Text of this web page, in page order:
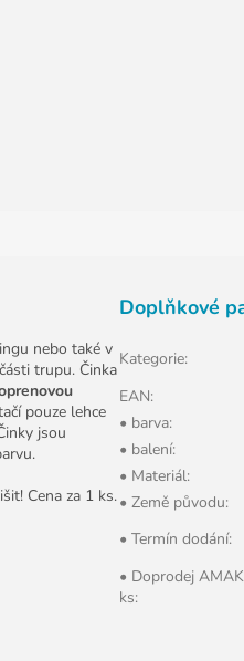
nebo také v
trupu. Činka
pouze lehce
jsou
Cena za 1 ks.
Doplňkové
Kategorie:
EAN:
• barva:
• balení:
• Materiál:
• Země původu:
• Termín dodání:
• Doprodej AMAK
ks: